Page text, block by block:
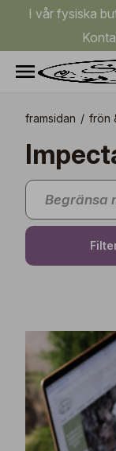
I vår fysiska
framsidan / frön